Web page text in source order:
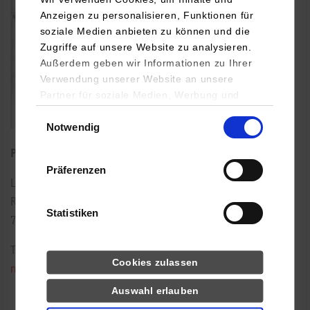
Anzeigen zu personalisieren, Funktionen für
soziale Medien anbieten zu können und die
Zugriffe auf unsere Website zu analysieren.
Außerdem geben wir Informationen zu Ihrer
Verwendung unserer Website an unsere
Partner für soziale Medien, Werbung und
YouTube, Google Maps) führen diese
Daten zusammen, die Sie ihnen bereitgestellt
haben oder die sie im Rahmen Ihrer Nutzung
Notwendig
Präferenzen
Statistiken
Drittanbieter-Cookies (u.a.
YouTube, Google Maps)
Cookies zulassen
Auswahl erlauben
Professor für Informatik
Lerchenstraße 1
Raum: B3.09
70174
0711/1849-4551
michael.hanselmann@dhbw-stuttgart.de